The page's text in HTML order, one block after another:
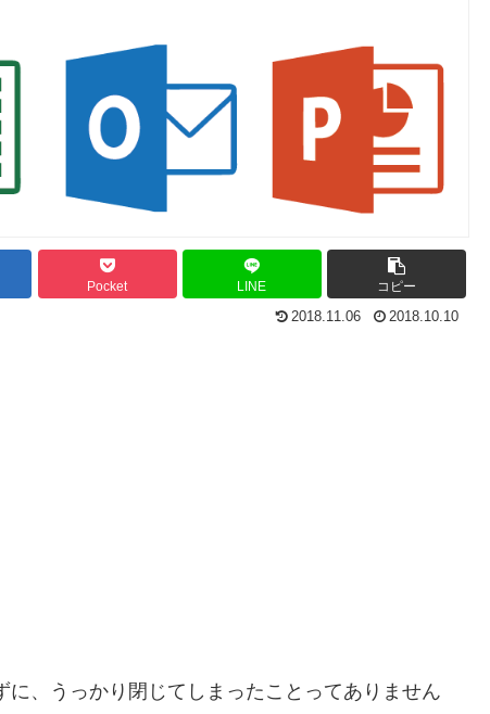
Pocket LINE コピー
2018.11.06 2018.10.10
、うっかり閉じてしまったことってありません